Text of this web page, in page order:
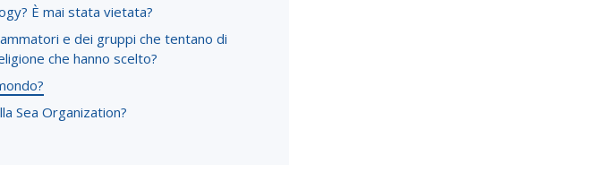
È mai stata vietata?
e dei gruppi che tentano di
che hanno scelto?
Sea Organization?